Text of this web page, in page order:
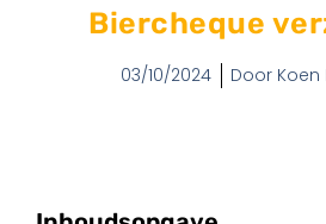
Biercheque
03/10/2024 Door Koen